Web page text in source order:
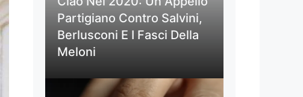
Partigiano Contro Salvini,
Berlusconi E I Fasci Della
Meloni